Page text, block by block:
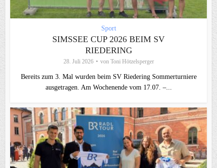
Sport
SIMSSEE CUP 2026 BEIM SV
RIEDERING
28. Juli 2026 von Toni Hötzelsperger
Bereits zum 3. Mal wurden beim SV Riedering Sommerturniere
ausgetragen. Am Wochenende vom 17.07. –...